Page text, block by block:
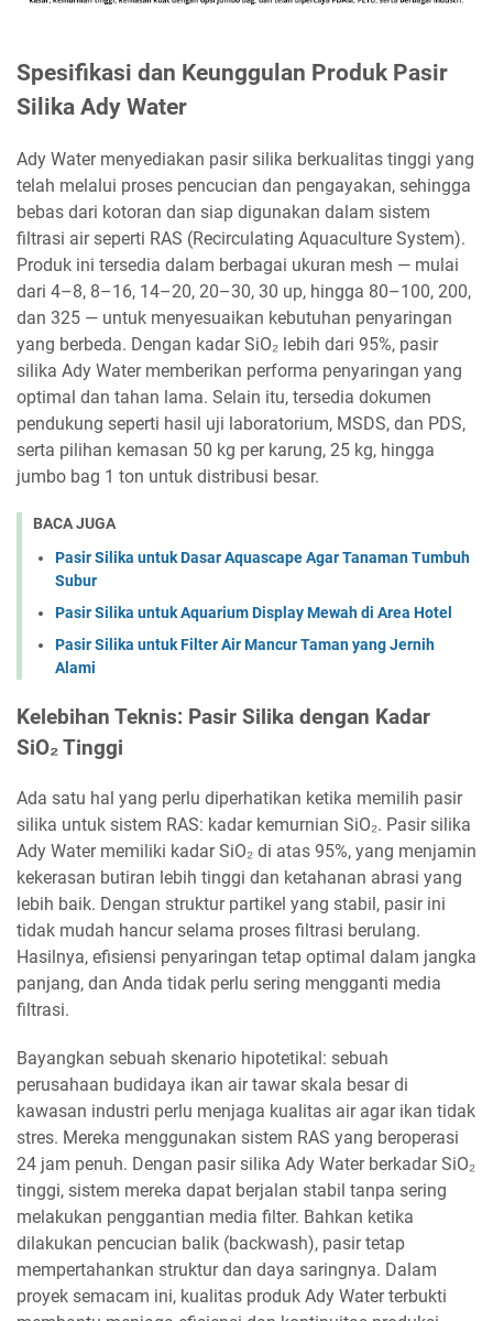
Spesifikasi dan Keunggulan Produk Pasir
Silika Ady Water
Ady Water menyediakan pasir silika berkualitas tinggi yang
telah melalui proses pencucian dan pengayakan, sehingga
bebas dari kotoran dan siap digunakan dalam sistem
filtrasi air seperti RAS (Recirculating Aquaculture System).
Produk ini tersedia dalam berbagai ukuran mesh — mulai
dari 4–8, 8–16, 14–20, 20–30, 30 up, hingga 80–100, 200,
dan 325 — untuk menyesuaikan kebutuhan penyaringan
yang berbeda. Dengan kadar SiO₂ lebih dari 95%, pasir
silika Ady Water memberikan performa penyaringan yang
optimal dan tahan lama. Selain itu, tersedia dokumen
pendukung seperti hasil uji laboratorium, MSDS, dan PDS,
serta pilihan kemasan 50 kg per karung, 25 kg, hingga
jumbo bag 1 ton untuk distribusi besar.
BACA JUGA
Pasir Silika untuk Dasar Aquascape Agar Tanaman Tumbuh
Subur
Pasir Silika untuk Aquarium Display Mewah di Area Hotel
Pasir Silika untuk Filter Air Mancur Taman yang Jernih
Alami
Kelebihan Teknis: Pasir Silika dengan Kadar
SiO₂ Tinggi
Ada satu hal yang perlu diperhatikan ketika memilih pasir
silika untuk sistem RAS: kadar kemurnian SiO₂. Pasir silika
Ady Water memiliki kadar SiO₂ di atas 95%, yang menjamin
kekerasan butiran lebih tinggi dan ketahanan abrasi yang
lebih baik. Dengan struktur partikel yang stabil, pasir ini
tidak mudah hancur selama proses filtrasi berulang.
Hasilnya, efisiensi penyaringan tetap optimal dalam jangka
panjang, dan Anda tidak perlu sering mengganti media
filtrasi.
Bayangkan sebuah skenario hipotetikal: sebuah
perusahaan budidaya ikan air tawar skala besar di
kawasan industri perlu menjaga kualitas air agar ikan tidak
stres. Mereka menggunakan sistem RAS yang beroperasi
24 jam penuh. Dengan pasir silika Ady Water berkadar SiO₂
tinggi, sistem mereka dapat berjalan stabil tanpa sering
melakukan penggantian media filter. Bahkan ketika
dilakukan pencucian balik (backwash), pasir tetap
mempertahankan struktur dan daya saringnya. Dalam
proyek semacam ini, kualitas produk Ady Water terbukti